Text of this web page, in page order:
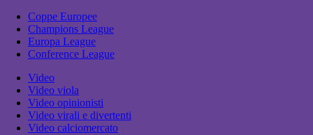
Coppe Europee
Champions League
Europa League
Conference League
Video
Video viola
Video opinionisti
Video virali e divertenti
Video calciomercato